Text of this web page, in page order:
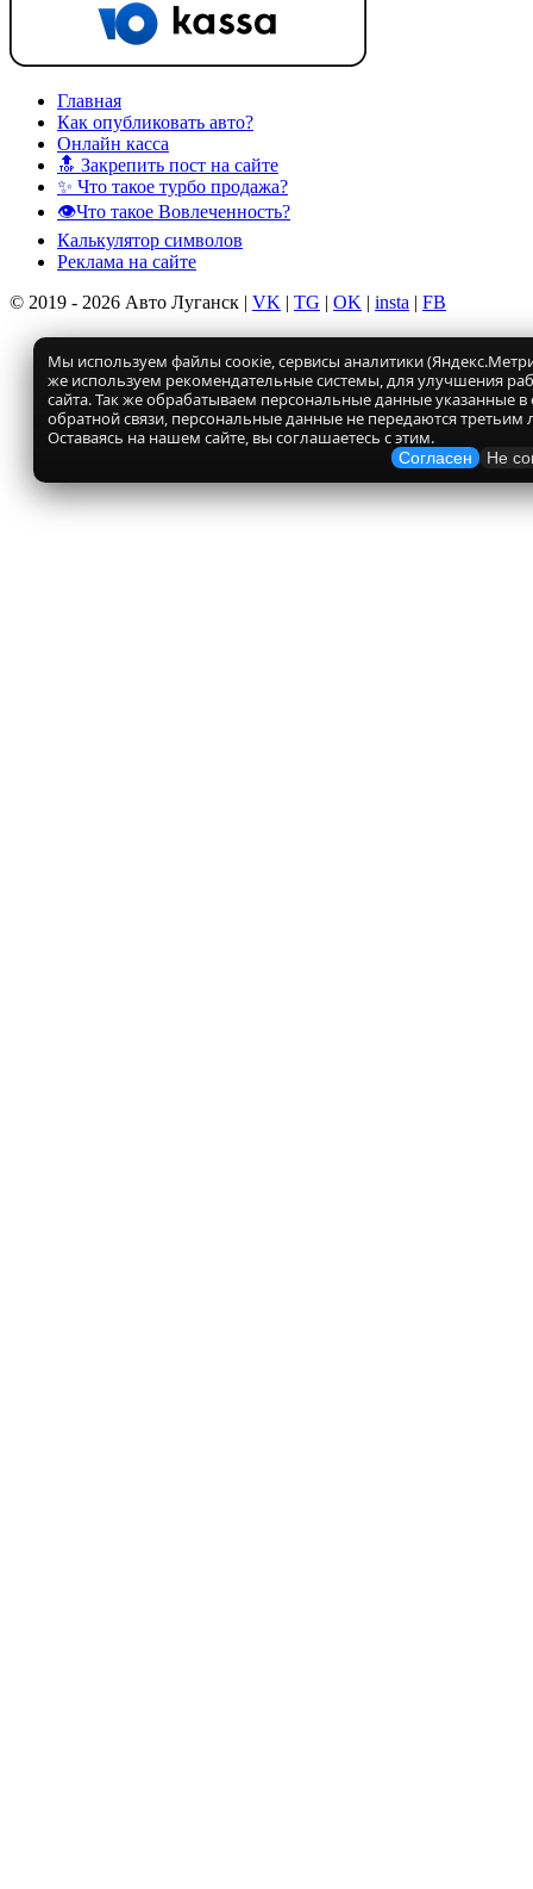
Главная
Как опубликовать авто?
Онлайн касса
🔝 Закрепить пост на сайте
✨ Что такое турбо продажа?
👁️Что такое Вовлеченность?
Калькулятор символов
Реклама на сайте
© 2019 - 2026 Авто Луганск | VK TG OK insta FB
Мы используем файлы соокіе, сервисы аналитики
же используем рекомендательные системы, для улучшения
сайта. Так же обрабатываем персональные данные указанные
обратной связи, персональные данные не передаются третьим
Оставаясь на нашем сайте, вы соглашаетесь с этим.
Согласен Не